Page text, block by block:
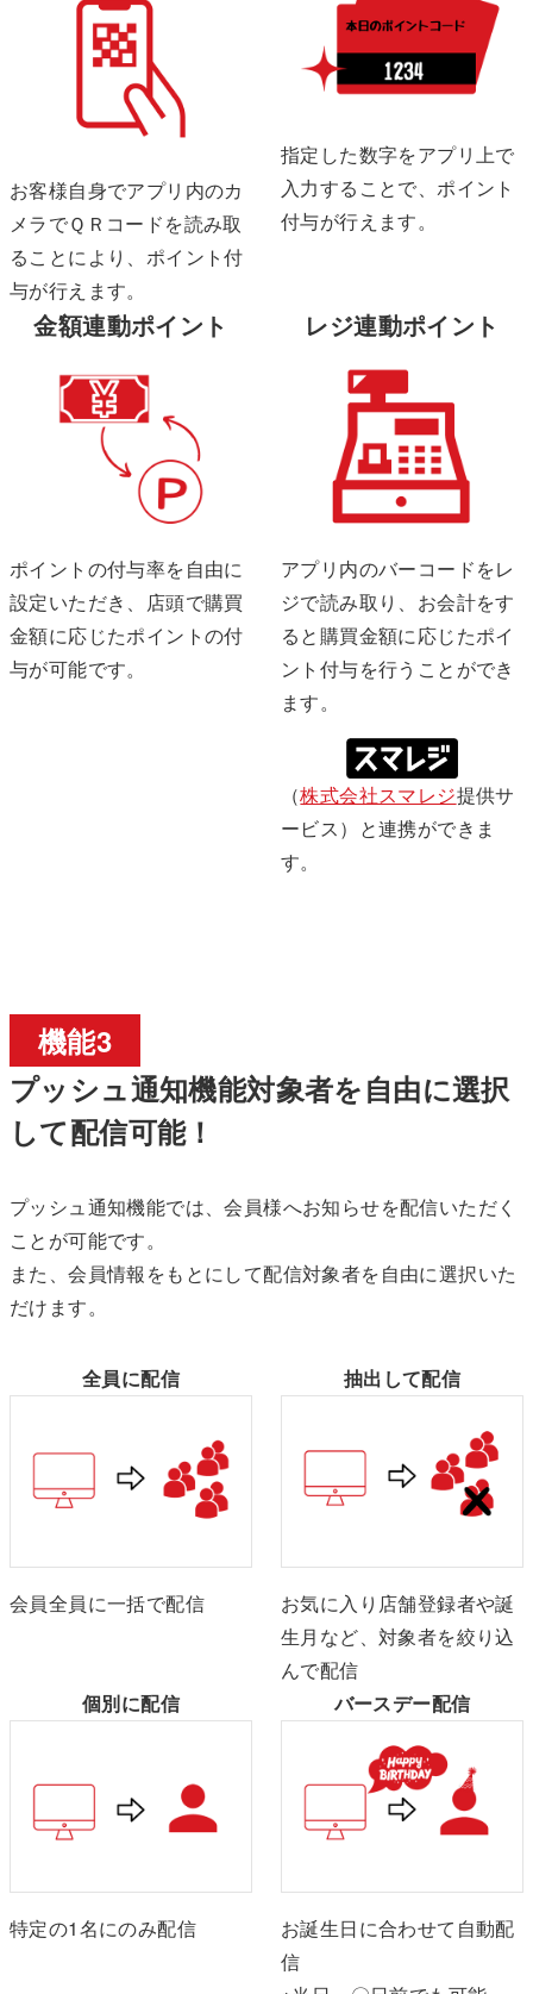
お客様自身でアプリ内のカ
メラでＱＲコードを読み取
ることにより、ポイント付
与が行えます。
指定した数字をアプリ上で
入力することで、ポイント
付与が行えます。
金額連動ポイント
ポイントの付与率を自由に
設定いただき、店頭で購買
金額に応じたポイントの付
与が可能です。
レジ連動ポイント
アプリ内のバーコードをレ
ジで読み取り、お会計をす
ると購買金額に応じたポイ
ント付与を行うことができ
ます。
（株式会社スマレジ提供サ
ービス）と連携ができま
す。
機能3
プッシュ通知機能対象者を自由に選択
して配信可能！
プッシュ通知機能では、会員様へお知らせを配信いただく
ことが可能です。
また、会員情報をもとにして配信対象者を自由に選択いた
だけます。
全員に配信
会員全員に一括で配信
抽出して配信
お気に入り店舗登録者や誕
生月など、対象者を絞り込
んで配信
個別に配信
特定の1名にのみ配信
バースデー配信
お誕生日に合わせて自動配
信